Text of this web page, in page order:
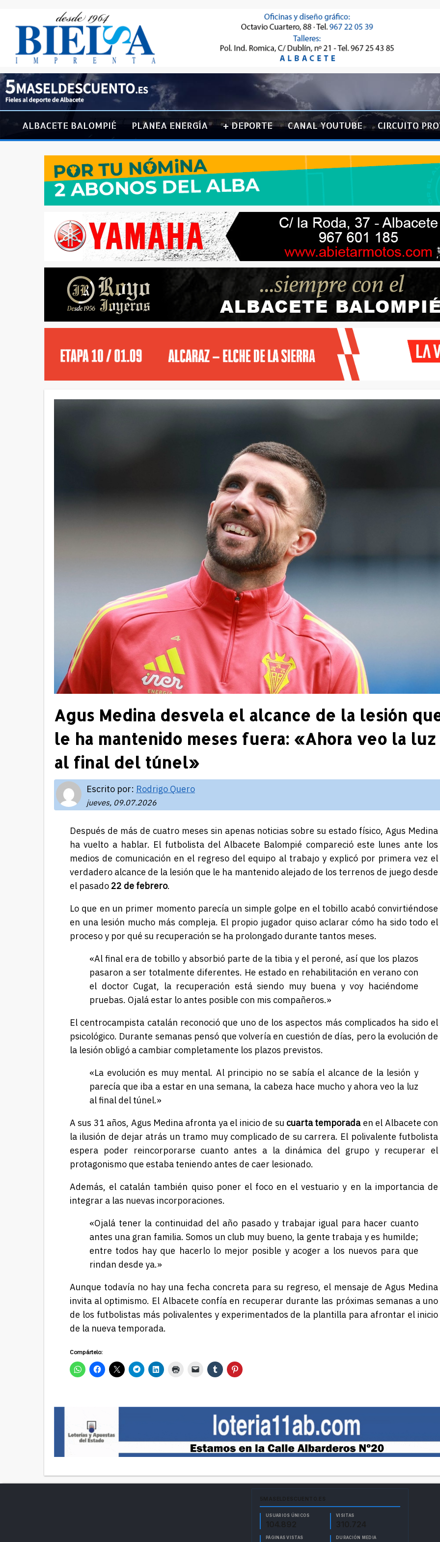
ALBACETE BALOMPIÉ PLANEA ENERGÍA + DEPORTE CANAL YOUTUBE CIRCUITO
Agus Medina desvela el alcance de la lesión
le ha mantenido meses fuera: «Ahora veo la luz
al final del túnel»
Escrito por: Rodrigo Quero
jueves, 09.07.2026
Después de más de cuatro meses sin apenas noticias sobre su estado físico, Agus Medina
ha vuelto a hablar. El futbolista del Albacete Balompié compareció este lunes ante los
medios de comunicación en el regreso del equipo al trabajo y explicó por primera vez el
verdadero alcance de la lesión que le ha mantenido alejado de los terrenos de juego desde
el pasado 22 de febrero.
Lo que en un primer momento parecía un simple golpe en el tobillo acabó convirtiéndose
en una lesión mucho más compleja. El propio jugador quiso aclarar cómo ha sido todo el
proceso y por qué su recuperación se ha prolongado durante tantos meses.
«Al final era de tobillo y absorbió parte de la tibia y el peroné, así que los plazos
pasaron a ser totalmente diferentes. He estado en rehabilitación en verano con
el doctor Cugat, la recuperación está siendo muy buena y voy haciéndome
pruebas. Ojalá estar lo antes posible con mis compañeros.»
El centrocampista catalán reconoció que uno de los aspectos más complicados ha sido el
psicológico. Durante semanas pensó que volvería en cuestión de días, pero la evolución de
la lesión obligó a cambiar completamente los plazos previstos.
«La evolución es muy mental. Al principio no se sabía el alcance de la lesión y
parecía que iba a estar en una semana, la cabeza hace mucho y ahora veo la luz
al final del túnel.»
A sus 31 años, Agus Medina afronta ya el inicio de su cuarta temporadaen el Albacete con
la ilusión de dejar atrás un tramo muy complicado de su carrera. El polivalente futbolista
espera poder reincorporarse cuanto antes a la dinámica del grupo y recuperar el
protagonismo que estaba teniendo antes de caer lesionado.
Además, el catalán también quiso poner el foco en el vestuario y en la importancia de
integrar a las nuevas incorporaciones.
«Ojalá tener la continuidad del año pasado y trabajar igual para hacer cuanto
antes una gran familia. Somos un club muy bueno, la gente trabaja y es humilde;
entre todos hay que hacerlo lo mejor posible y acoger a los nuevos para que
rindan desde ya.»
Aunque todavía no hay una fecha concreta para su regreso, el mensaje de Agus Medina
invita al optimismo. El Albacete confía en recuperar durante las próximas semanas a uno
de los futbolistas más polivalentes y experimentados de la plantilla para afrontar el inicio
de la nueva temporada.
Compártelo: